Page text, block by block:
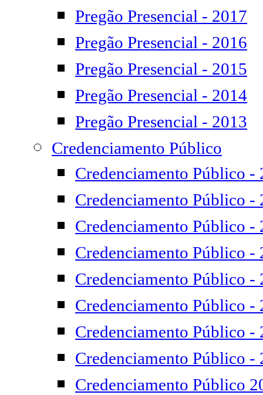
Pregão Presencial - 2017
Pregão Presencial - 2016
Pregão Presencial - 2015
Pregão Presencial - 2014
Pregão Presencial - 2013
Credenciamento Público
Credenciamento Público -
Credenciamento Público -
Credenciamento Público -
Credenciamento Público -
Credenciamento Público -
Credenciamento Público -
Credenciamento Público -
Credenciamento Público -
Credenciamento Público